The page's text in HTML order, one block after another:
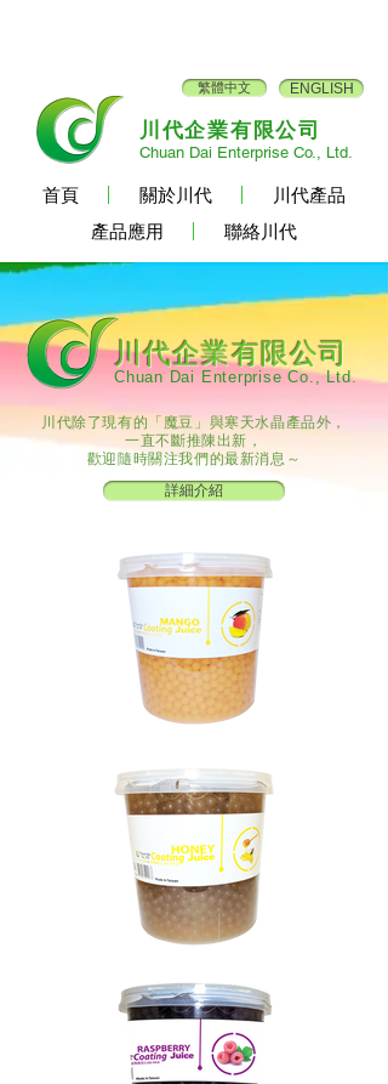
繁體中文 ENGLISH
川代企業有限公司
Chuan Dai Enterprise Co., Ltd.
首頁
關於川代
產品應用
川代產品
聯絡川代
川代企業​有限公司
Chuan Dai Enterprise Co., Ltd.
川代除了現有的「魔豆」與寒天水晶產品外，
一直不斷推陳出新，
歡迎隨時關注我們的最新消息～
詳細介紹